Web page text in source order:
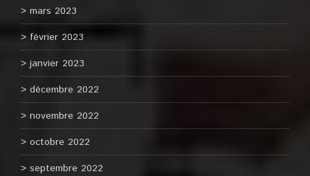
mars 2023
février 2023
janvier 2023
décembre 2022
novembre 2022
octobre 2022
septembre 2022